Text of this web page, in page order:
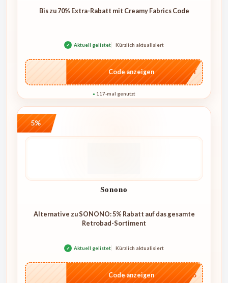
Bis zu 70% Extra-Rabatt mit Creamy Fabrics Code
✓ Aktuell gelistet Kürzlich aktualisiert
…CRET
Code anzeigen
● 117-mal genutzt
5%
Sonono
Alternative zu SONONO: 5% Rabatt auf das gesamte
Retrobad-Sortiment
✓ Aktuell gelistet Kürzlich aktualisiert
…RO5
Code anzeigen